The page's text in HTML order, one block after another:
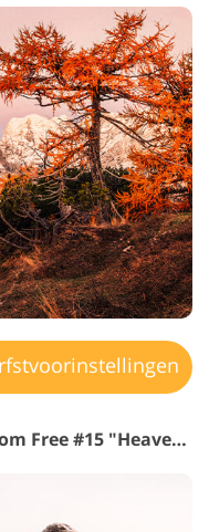
Herfstvoorinstellingen Lightroom Free #15 "Heavenly"